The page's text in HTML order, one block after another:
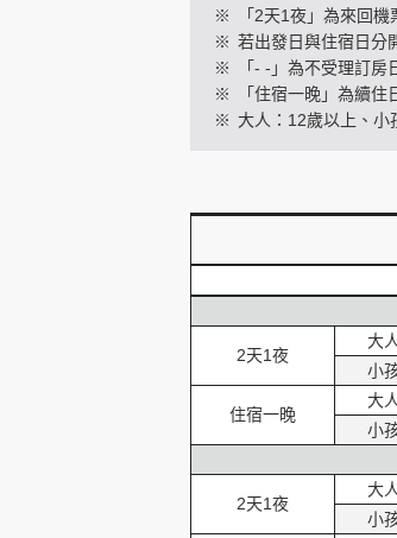
※
「2天1夜」為來回
※ 若出發日與住宿日分
※
「- -」為不受理訂
※
「住宿一晚」為續
※ 大人：12歲以上、小
2天1夜
大人
小
住宿一晚
大人
小
2天1夜
大人
小